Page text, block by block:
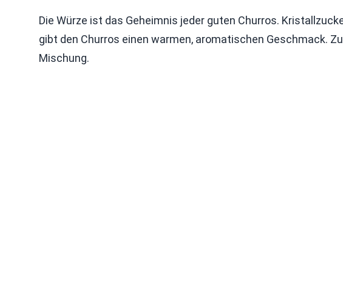
Die Würze ist das Geheimnis jeder guten Churros.
gibt den Churros einen warmen, aromatischen Geschmack.
Mischung.